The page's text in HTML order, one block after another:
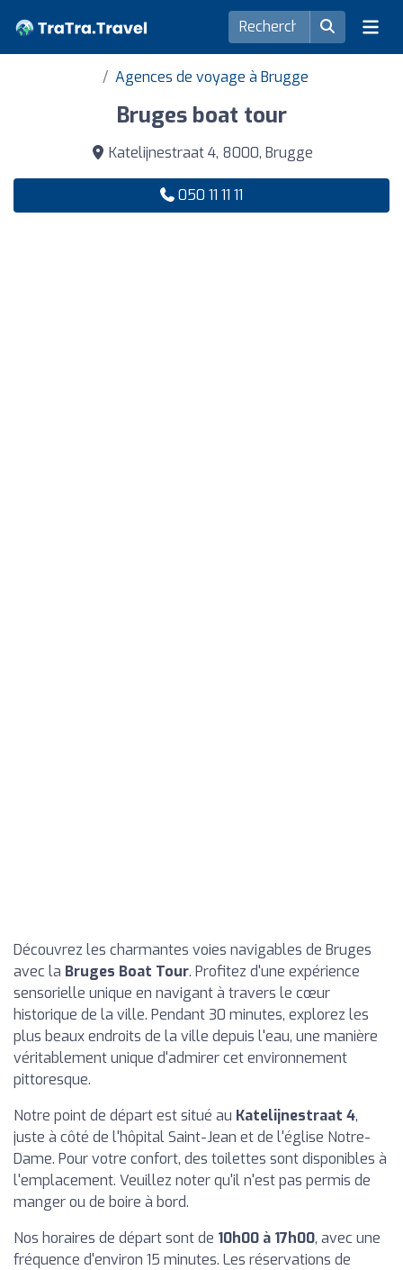
Agences de voyage à Brugge
Bruges boat tour
Katelijnestraat 4, 8000, Brugge
050 11 11 11
Découvrez les charmantes voies navigables de Bruges
avec la Bruges Boat Tour. Profitez d'une expérience
sensorielle unique en navigant à travers le cœur
historique de la ville. Pendant 30 minutes, explorez les
plus beaux endroits de la ville depuis l'eau, une manière
véritablement unique d'admirer cet environnement
pittoresque.
Notre point de départ est situé au Katelijnestraat 4,
juste à côté de l'hôpital Saint-Jean et de l'église Notre-
Dame. Pour votre confort, des toilettes sont disponibles à
l'emplacement. Veuillez noter qu'il n'est pas permis de
manger ou de boire à bord.
Nos horaires de départ sont de 10h00 à 17h00, avec une
fréquence d'environ 15 minutes. Les réservations de